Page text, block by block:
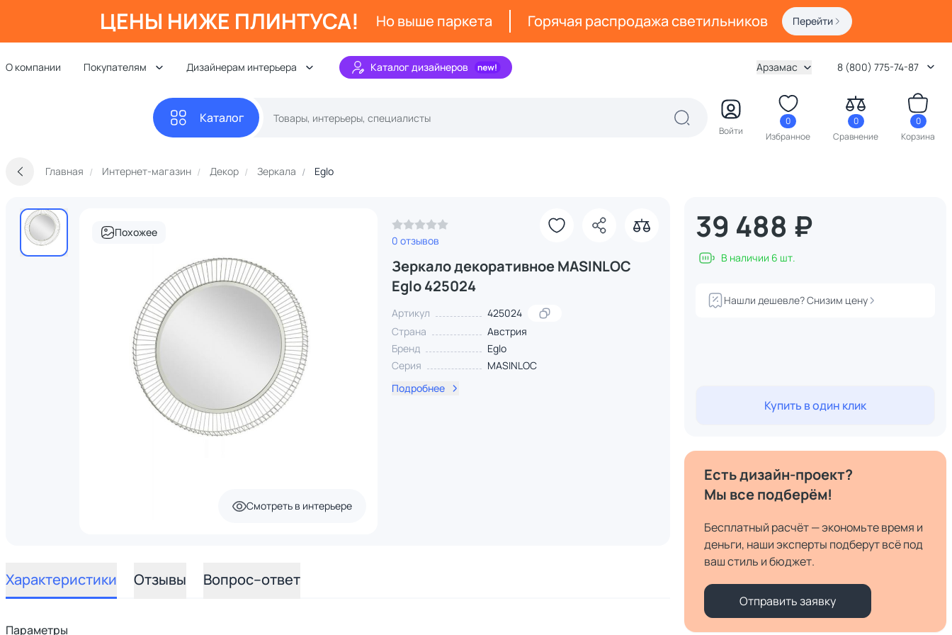
ЦЕНЫ НИЖЕ ПЛИНТУСА! Но выше паркета Горячая распродажа светильников Перейти
О компании Покупателям Дизайнерам интерьера Каталог дизайнеров Арзамас 8 (800) 775-74-87
Каталог
Войти
0
Избранное
0
Сравнение
0
Корзина
Главная Интернет-магазин Декор Зеркала Eglo
Похожее
Смотреть в интерьере
0 отзывов
Зеркало декоративное MASINLOC
Eglo 425024
Артикул
425024
Страна
Австрия
Бренд
Eglo
Серия
MASINLOC
Подробнее
Характеристики Отзывы Вопрос–ответ
Параметры
39 488 ₽
В наличии 6 шт.
Нашли дешевле? Снизим цену
Купить в один клик
Есть дизайн-проект?
Мы все подберём!
Бесплатный расчёт — экономьте время и
деньги, наши эксперты подберут всё под
ваш стиль и бюджет.
Отправить заявку